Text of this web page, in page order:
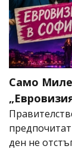
Само
ден не